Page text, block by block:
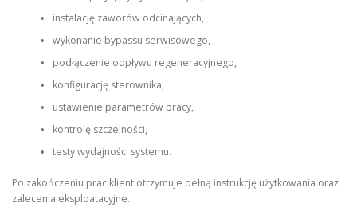
instalację zaworów odcinających,
wykonanie bypassu serwisowego,
podłączenie odpływu regeneracyjnego,
konfigurację sterownika,
ustawienie parametrów pracy,
kontrolę szczelności,
testy wydajności systemu.
Po zakończeniu prac klient otrzymuje pełną instrukcję użytkowania oraz
zalecenia eksploatacyjne.